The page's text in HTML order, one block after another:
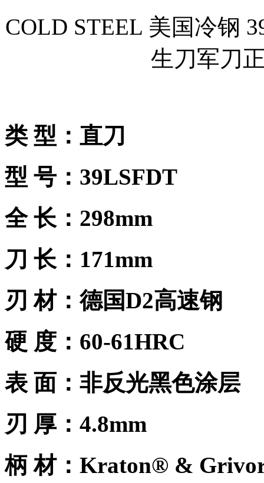
COLD STEEL 美国冷钢
生刀军刀
类 型：直刀
型 号：39LSFDT
全 长：298mm
刀 长：171mm
刃 材：德国D2高速钢
硬 度：60-61HRC
表 面：非反光黑色涂层
刃 厚：4.8mm
柄 材：Kraton® &